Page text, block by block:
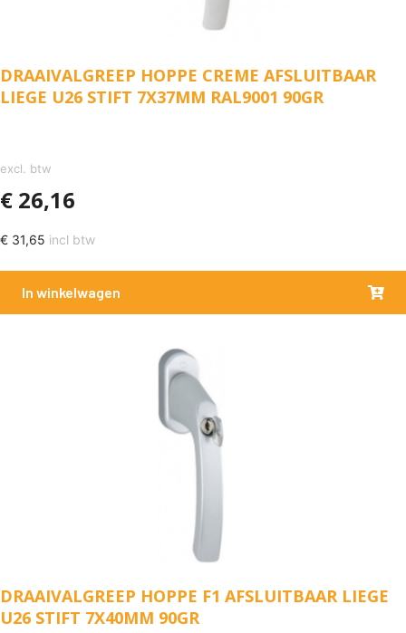
DRAAIVALGREEP HOPPE CREME AFSLUITBAAR
LIEGE U26 STIFT 7X37MM RAL9001 90GR
excl. btw
€ 26,16
€ 31,65 incl btw
In winkelwagen
DRAAIVALGREEP HOPPE F1 AFSLUITBAAR LIEGE
U26 STIFT 7X40MM 90GR